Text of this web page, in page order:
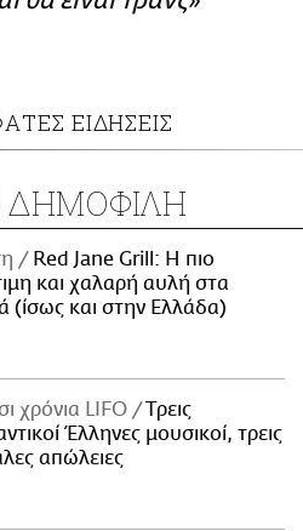
ΕΙΔΗΣΕΙΣ
ΔΗΜΟΦΙΛΗ
Red Jane Grill: Η πιο
και χαλαρή αυλή στα
(ίσως και στην Ελλάδα)
χρόνια LIFO
Tρεις
Έλληνες μουσικοί, τρεις
απώλειες